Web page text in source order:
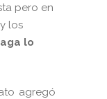
pero en
los
lo
agregó